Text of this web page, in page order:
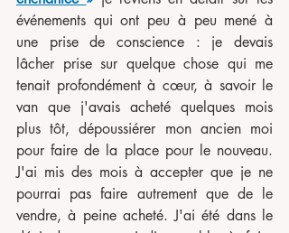
événements qui ont peu à peu mené à
une prise de conscience : je devais
lâcher prise sur quelque chose qui me
tenait profondément à cœur, à savoir le
van que j'avais acheté quelques mois
plus tôt, dépoussiérer mon ancien moi
pour faire de la place pour le nouveau.
J'ai mis des mois à accepter que je ne
pourrai pas faire autrement que de le
vendre, à peine acheté. J'ai été dans le